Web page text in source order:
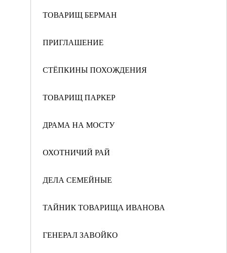
ТОВАРИЩ БЕРМАН
ПРИГЛАШЕНИЕ
СТЁПКИНЫ ПОХОЖДЕНИЯ
ТОВАРИЩ ПАРКЕР
ДРАМА НА МОСТУ
ОХОТНИЧИЙ РАЙ
ДЕЛА СЕМЕЙНЫЕ
ТАЙНИК ТОВАРИЩА ИВАНОВА
ГЕНЕРАЛ ЗАВОЙКО